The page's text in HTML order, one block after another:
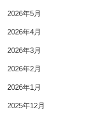
2026年5月
2026年4月
2026年3月
2026年2月
2026年1月
2025年12月